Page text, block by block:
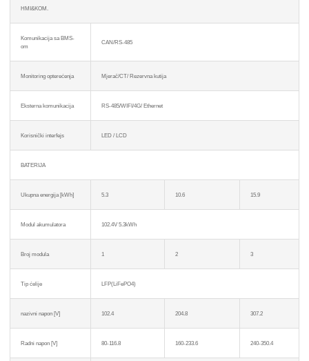
HMI&KOM.
Komunikacija sa BMS-
om
CAN/RS-485
Monitoring opterećenja Mjerač/CT/ Rezervna kutija
Eksterna komunikacija RS-485/WIFI/4G/ Ethernet
Korisnički interfejs LED / LCD
BATERIJA
Ukupna energija [kWh] 5.3 10.6 15.9
Modul akumulatora 102.4V 5.3kWh
Broj modula 1 2 3
Tip ćelije LFP(LiFePO4)
nazivni napon [V] 102.4 204.8 307.2
Radni napon [V] 80-116.8 160-233.6 240-350.4